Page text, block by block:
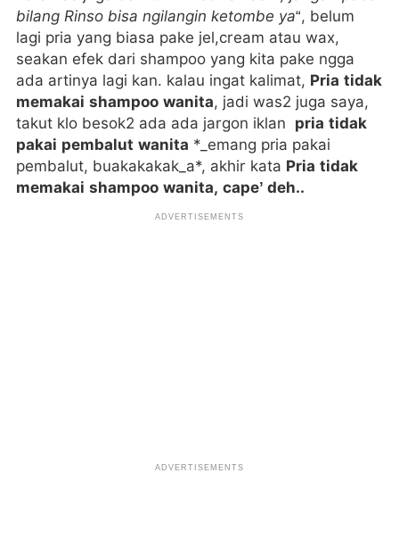
bilang Rinso bisa ngilangin ketombe ya“, belum
lagi pria yang biasa pake jel,cream atau wax,
seakan efek dari shampoo yang kita pake ngga
ada artinya lagi kan. kalau ingat kalimat, Pria tidak
memakai shampoo wanita, jadi was2 juga saya,
takut klo besok2 ada ada jargon iklan pria tidak
pakai pembalut wanita *_emang pria pakai
pembalut, buakakakak_a*, akhir kata Pria tidak
memakai shampoo wanita, cape’ deh..